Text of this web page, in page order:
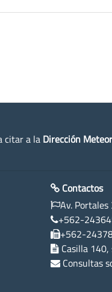
citar a la Dirección
Contactos
Av.
+562-
+562-
Casilla
Consultas